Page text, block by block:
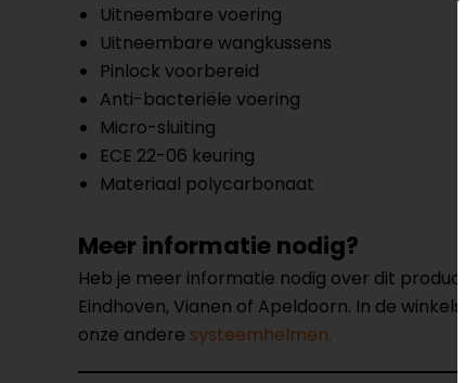
Uitneembare voering
Uitneembare wangkussens
Pinlock voorbereid
Anti-bacteriële voering
Micro-sluiting
ECE 22-06 keuring
Materiaal polycarbonaat
Meer informatie nodig?
Heb je meer informatie nodig over dit
Eindhoven, Vianen of Apeldoorn. In de
onze andere systeemhelmen.